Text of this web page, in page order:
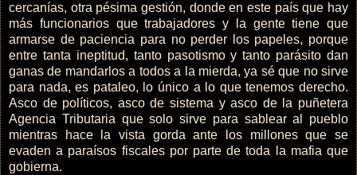
cercanías, otra pésima gestión, donde en este país que hay
más funcionarios que trabajadores y la gente tiene que
armarse de paciencia para no perder los papeles, porque
entre tanta ineptitud, tanto pasotismo y tanto parásito dan
ganas de mandarlos a todos a la mierda, ya sé que no sirve
para nada, es pataleo, lo único a lo que tenemos derecho.
Asco de políticos, asco de sistema y asco de la puñetera
Agencia Tributaria que solo sirve para sablear al pueblo
mientras hace la vista gorda ante los millones que se
evaden a paraísos fiscales por parte de toda la mafia que
gobierna.